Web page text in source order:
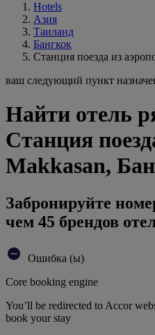
Hotels
Азия
Таиланд
Бангкок
Станция поезда из
ваш следующий пункт
Найти отель
Станция
Makkasan,
Забронируйте
чем 45 брендов
Ошибка (ы)
Core booking engine
You’ll be redirected to Accor
book your stay